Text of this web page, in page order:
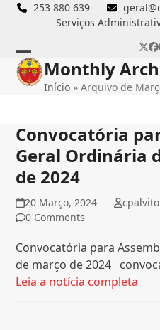
Skip
253 880 639
Serviços
Open
mobile
Close
mobile
Monthly
Início »Arquivo de
Convocatória
Geral Ordinária
de 2024
20 Março, 2024 cpalvito
0 Comments
Convocatória para
de março de 2024
Leia a notícia completa